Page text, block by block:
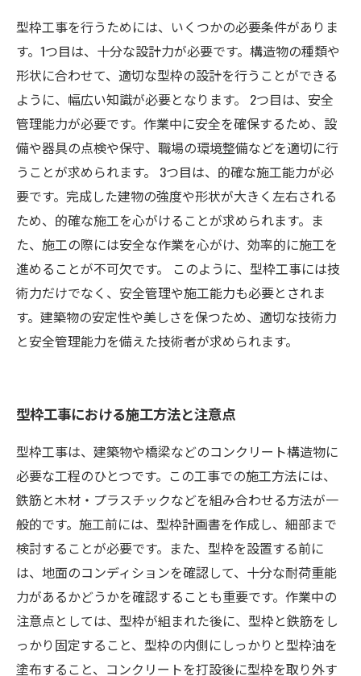
型枠工事を行うためには、いくつかの必要条件がありま
す。1つ目は、十分な設計力が必要です。構造物の種類や
形状に合わせて、適切な型枠の設計を行うことができる
ように、幅広い知識が必要となります。 2つ目は、安全
管理能力が必要です。作業中に安全を確保するため、設
備や器具の点検や保守、職場の環境整備などを適切に行
うことが求められます。 3つ目は、的確な施工能力が必
要です。完成した建物の強度や形状が大きく左右される
ため、的確な施工を心がけることが求められます。ま
た、施工の際には安全な作業を心がけ、効率的に施工を
進めることが不可欠です。 このように、型枠工事には技
術力だけでなく、安全管理や施工能力も必要とされま
す。建築物の安定性や美しさを保つため、適切な技術力
と安全管理能力を備えた技術者が求められます。
型枠工事における施工方法と注意点
型枠工事は、建築物や橋梁などのコンクリート構造物に
必要な工程のひとつです。この工事での施工方法には、
鉄筋と木材・プラスチックなどを組み合わせる方法が一
般的です。施工前には、型枠計画書を作成し、細部まで
検討することが必要です。また、型枠を設置する前に
は、地面のコンディションを確認して、十分な耐荷重能
力があるかどうかを確認することも重要です。作業中の
注意点としては、型枠が組まれた後に、型枠と鉄筋をし
っかり固定すること、型枠の内側にしっかりと型枠油を
塗布すること、コンクリートを打設後に型枠を取り外す